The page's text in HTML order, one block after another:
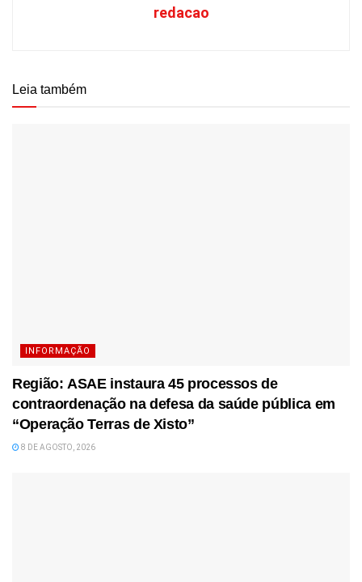
redacao
Leia também
INFORMAÇÃO
Região: ASAE instaura 45 processos de
contraordenação na defesa da saúde pública em
“Operação Terras de Xisto”
8 DE AGOSTO, 2026